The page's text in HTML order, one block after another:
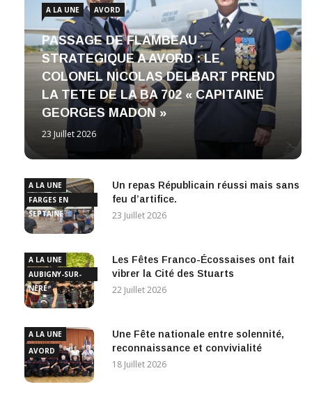
A LA UNE AVORD
PASSAGE DE FLAMBEAU
STRATEGIQUE A AVORD : LE
COLONEL NICOLAS DELBART PREND
LA TETE DE LA BA 702 « CAPITAINE
GEORGES MADON »
23 Juillet 2026
A LA UNE
FARGES EN
SEPTAINE
Un repas Républicain réussi mais sans
feu d’artifice.
23 Juillet 2026
A LA UNE
AUBIGNY-SUR-
NÈRE
Les Fêtes Franco-Écossaises ont fait
vibrer la Cité des Stuarts
22 Juillet 2026
A LA UNE
AVORD
Une Fête nationale entre solennité,
reconnaissance et convivialité
18 Juillet 2026